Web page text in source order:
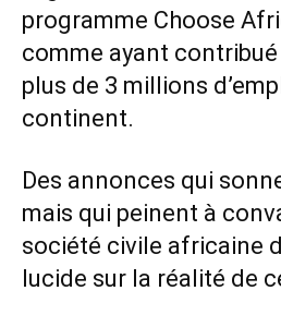
programme Choose
comme ayant
plus de 3 millions
continent.
Des annonces qui
mais qui peinent à
société civile africaine
lucide sur la réalité de